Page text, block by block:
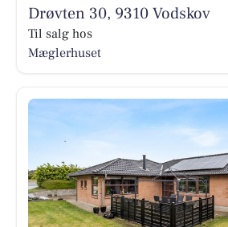
Drøvten 30, 9310 Vodskov
Til salg hos
Mæglerhuset